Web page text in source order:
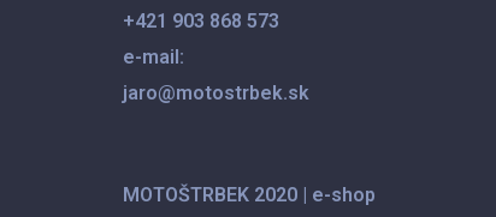
+421 903 868 573
e-mail:
jaro@motostrbek.sk
MOTOŠTRBEK 2020 e-shop